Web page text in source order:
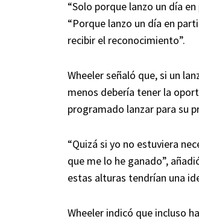
“Solo porque lanzo un día
“Porque lanzo un día en
recibir el reconocimiento”.
Wheeler señaló que, si un
menos debería tener la
programado lanzar para su
“Quizá si yo no estuviera
que me lo he ganado”,
estas alturas tendrían una
Wheeler indicó que incluso